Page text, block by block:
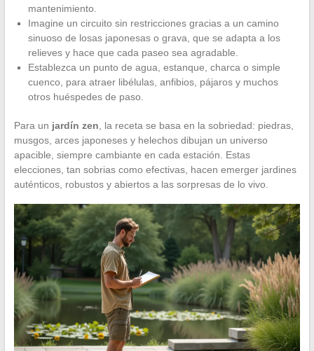
mantenimiento.
Imagine un circuito sin restricciones gracias a un camino
sinuoso de losas japonesas o grava, que se adapta a los
relieves y hace que cada paseo sea agradable.
Establezca un punto de agua, estanque, charca o simple
cuenco, para atraer libélulas, anfibios, pájaros y muchos
otros huéspedes de paso.
Para un jardín zen , la receta se basa en la sobriedad: piedras,
musgos, arces japoneses y helechos dibujan un universo
apacible, siempre cambiante en cada estación. Estas
elecciones, tan sobrias como efectivas, hacen emerger jardines
auténticos, robustos y abiertos a las sorpresas de lo vivo.